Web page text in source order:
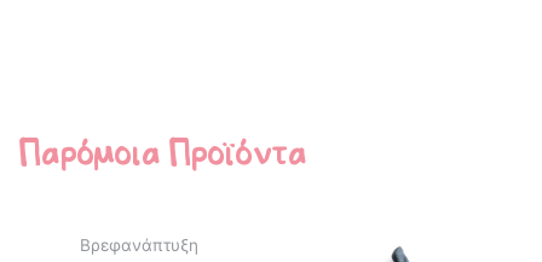
Παρόμοια Προϊόντα
Βρεφανάπτυξη